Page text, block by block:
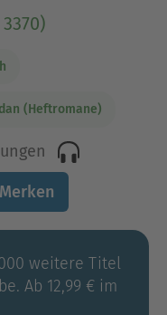
(Heftromane)
Merken
weitere Titel
Ab 12,99 € im